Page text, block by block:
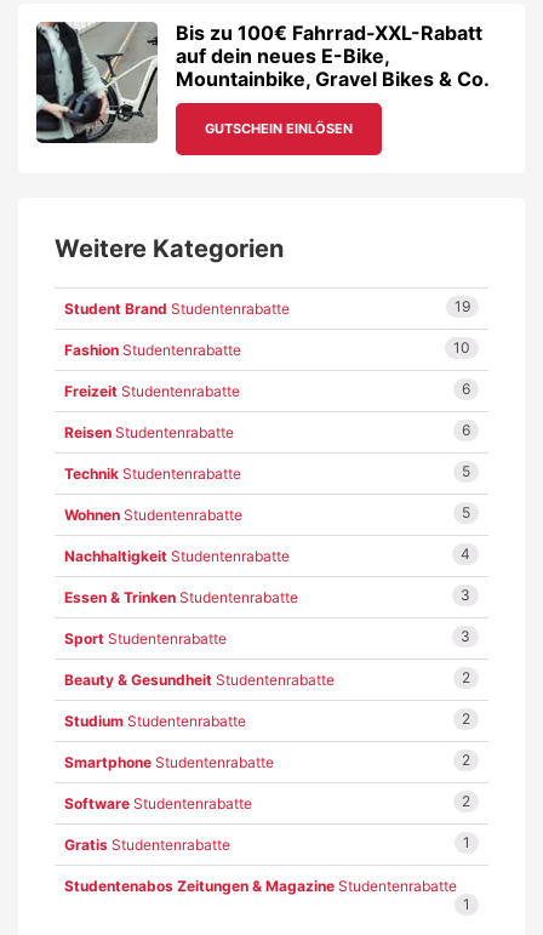
Bis zu 100€ Fahrrad-XXL-Rabatt
auf dein neues E-Bike,
Mountainbike, Gravel Bikes & Co.
GUTSCHEIN EINLÖSEN
Weitere Kategorien
Student Brand Studentenrabatte 19
Fashion Studentenrabatte 10
Freizeit Studentenrabatte 6
Reisen Studentenrabatte 6
Technik Studentenrabatte 5
Wohnen Studentenrabatte 5
Nachhaltigkeit Studentenrabatte 4
Essen & Trinken Studentenrabatte 3
Sport Studentenrabatte 3
Beauty & Gesundheit Studentenrabatte 2
Studium Studentenrabatte 2
Smartphone Studentenrabatte 2
Software Studentenrabatte 2
Gratis Studentenrabatte 1
Studentenabos Zeitungen & Magazine Studentenrabatte
1